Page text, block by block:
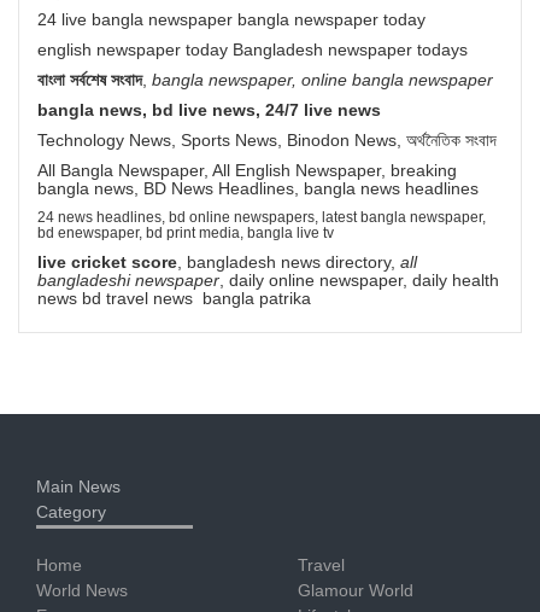
24 live bangla newspaper bangla newspaper today
english newspaper today Bangladesh newspaper todays
বাংলা সর্বশেষ সংবাদ, bangla newspaper, online bangla newspaper
bangla news, bd live news, 24/7 live news
Technology News, Sports News, Binodon News, অর্থনৈতিক সংবাদ
All Bangla Newspaper, All English Newspaper, breaking
bangla news, BD News Headlines, bangla news headlines
24 news headlines, bd online newspapers, latest bangla newspaper,
bd enewspaper, bd print media, bangla live tv
live cricket score , bangladesh news directory, all
bangladeshi newspaper , daily online newspaper, daily health
news bd travel news bangla patrika
Main News
Category
Home
World News
Travel
Glamour World